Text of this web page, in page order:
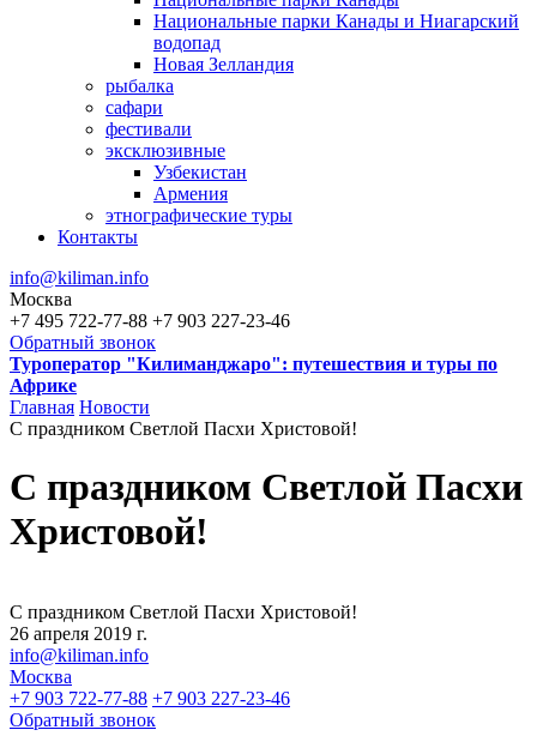
Национальные парки Канады и Ниагарский
водопад
Новая Зелландия
рыбалка
сафари
фестивали
эксклюзивные
Узбекистан
Армения
этнографические туры
Контакты
info@kiliman.info
Москва
+7 495 722-77-88 +7 903 227-23-46
Обратный звонок
Туроператор "Килиманджаро": путешествия и туры по
Африке
Вы здесь
Главная Новости
С праздником Светлой Пасхи Христовой!
С праздником Светлой Пасхи
Христовой!
С праздником Светлой Пасхи Христовой!
26 апреля 2019 г.
info@kiliman.info
Москва
+7 903 722-77-88 +7 903 227-23-46
Обратный звонок